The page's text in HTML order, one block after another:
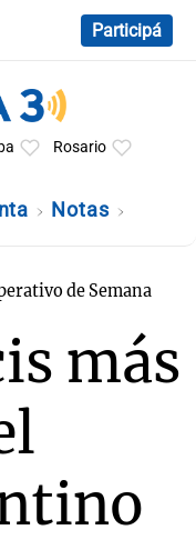
Participá
Rosario
Notas
de Semana
más